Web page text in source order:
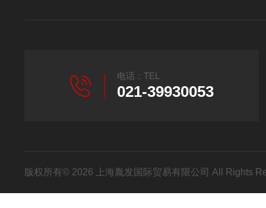
电话：TEL
021-39930053
版权所有© 2026 上海胤发国际贸易有限公司 All Rights